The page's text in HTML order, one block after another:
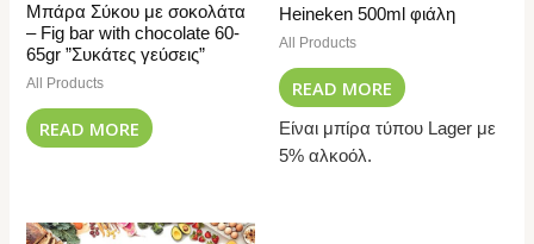
Μπάρα Σύκου με σοκολάτα
– Fig bar with chocolate 60-
65gr ”Συκάτες γεύσεις”
All Products
READ MORE
Heineken 500ml φιάλη
All Products
READ MORE
Είναι μπίρα τύπου Lager με
5% αλκοόλ.